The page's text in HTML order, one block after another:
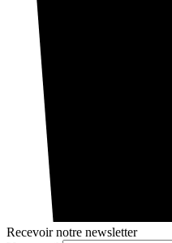
Recevoir notre newsletter